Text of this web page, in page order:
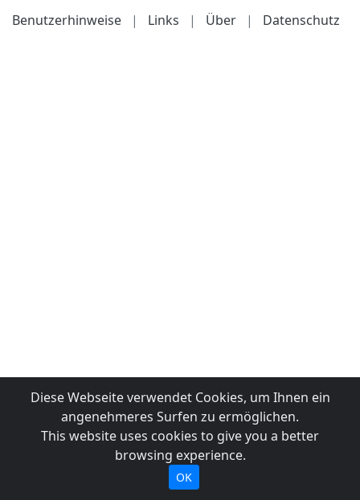
Benutzerhinweise
| Links | Über | Datenschutz
Diese Webseite verwendet Cookies, um Ihnen ein
angenehmeres Surfen zu ermöglichen.
This website uses cookies to give you a better
browsing experience.
OK